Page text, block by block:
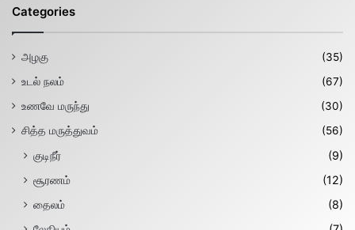
Categories
அழகு
(35)
உடல் நலம்
(67)
உணவே மருந்து
(30)
சித்த மருத்துவம்
(56)
குடிநீர்
(9)
சூரணம்
(12)
தைலம்
(8)